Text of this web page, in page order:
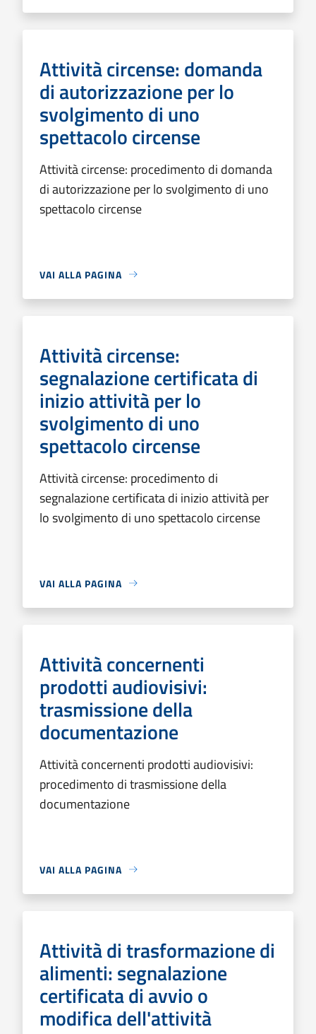
Attività circense: domanda
di autorizzazione per lo
svolgimento di uno
spettacolo circense
Attività circense: procedimento di domanda
di autorizzazione per lo svolgimento di uno
spettacolo circense
VAI ALLA PAGINA
Attività circense:
segnalazione certificata di
inizio attività per lo
svolgimento di uno
spettacolo circense
Attività circense: procedimento di
segnalazione certificata di inizio attività per
lo svolgimento di uno spettacolo circense
VAI ALLA PAGINA
Attività concernenti
prodotti audiovisivi:
trasmissione della
documentazione
Attività concernenti prodotti audiovisivi:
procedimento di trasmissione della
documentazione
VAI ALLA PAGINA
Attività di trasformazione di
alimenti: segnalazione
certificata di avvio o
modifica dell'attività